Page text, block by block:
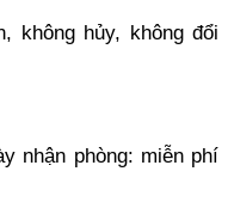
không hủy, không đổi
nhận phòng: miễn phí